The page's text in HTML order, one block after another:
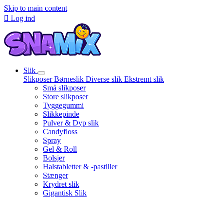
Skip to main content
 Log ind
Slik
SlikposerBørneslik Diverse slik Ekstremt slik
Små slikposer
Store slikposer
Tyggegummi
Slikkepinde
Pulver & Dyp slik
Candyfloss
Spray
Gel & Roll
Bolsjer
Halstabletter & -pastiller
Stænger
Krydret slik
Gigantisk Slik